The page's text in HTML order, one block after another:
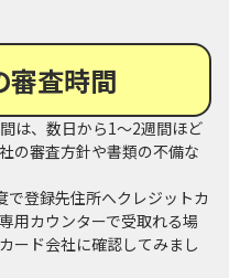
審査時間
は、数日から1～2週間ほど
の審査方針や書類の不備な
登録先住所へクレジットカ
用カウンターで受取れる場
ード会社に確認してみまし